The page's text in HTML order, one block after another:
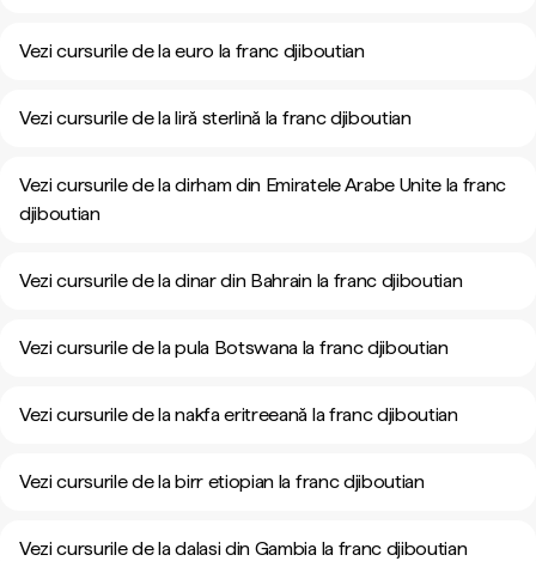
Vezi cursurile de la euro la franc djiboutian
Vezi cursurile de la liră sterlină la franc djiboutian
Vezi cursurile de la dirham din Emiratele Arabe Unite la franc
djiboutian
Vezi cursurile de la dinar din Bahrain la franc djiboutian
Vezi cursurile de la pula Botswana la franc djiboutian
Vezi cursurile de la nakfa eritreeană la franc djiboutian
Vezi cursurile de la birr etiopian la franc djiboutian
Vezi cursurile de la dalasi din Gambia la franc djiboutian